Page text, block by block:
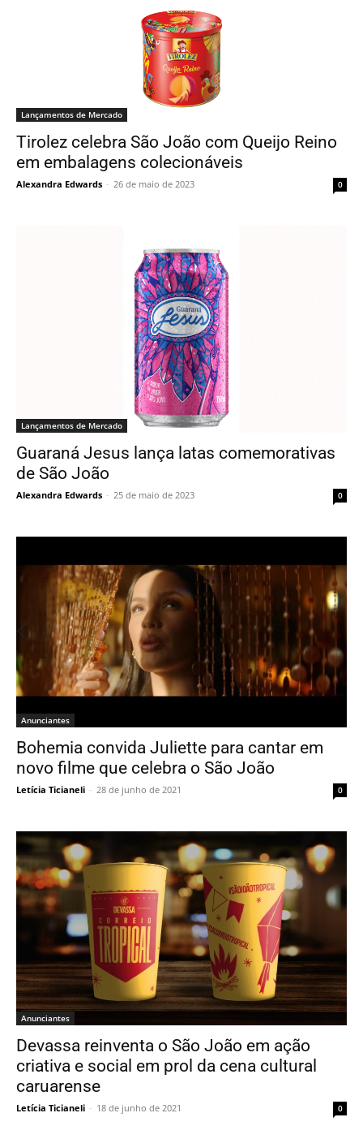
Lançamentos de Mercado
Tirolez celebra São João com Queijo Reino
em embalagens colecionáveis
Alexandra Edwards - 26 de maio de 2023 0
Lançamentos de Mercado
Guaraná Jesus lança latas comemorativas
de São João
Alexandra Edwards - 25 de maio de 2023 0
Anunciantes
Bohemia convida Juliette para cantar em
novo filme que celebra o São João
Letícia Ticianeli - 28 de junho de 2021 0
Anunciantes
Devassa reinventa o São João em ação
criativa e social em prol da cena cultural
caruarense
Letícia Ticianeli - 18 de junho de 2021 0